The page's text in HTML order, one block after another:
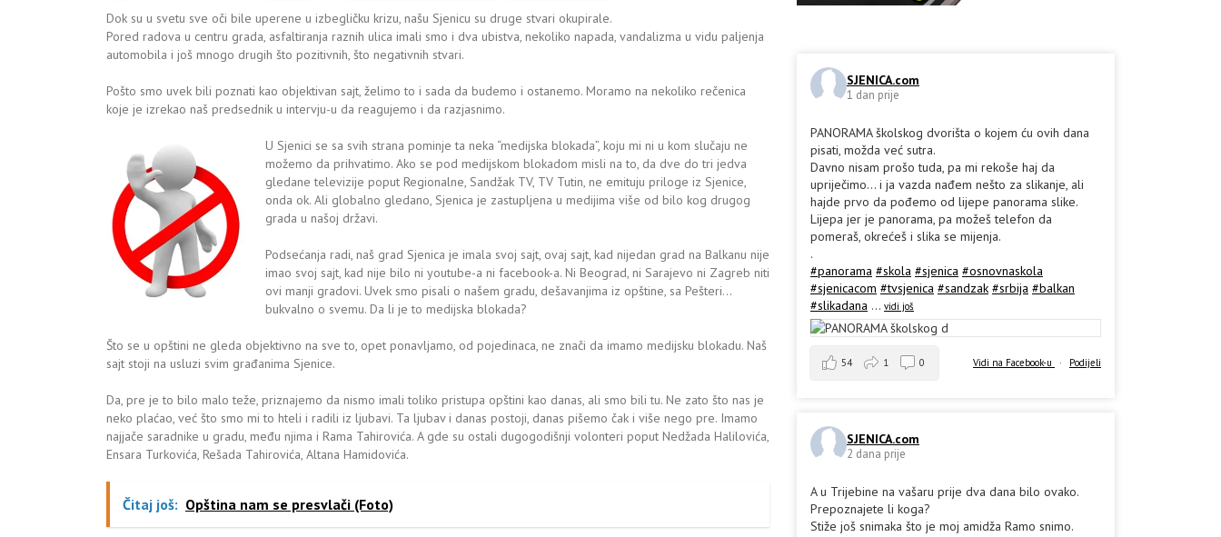
Dok su u svetu sve oči bile uperene u izbegličku krizu, našu Sjenicu su druge stvari okupirale.
Pored radova u centru grada, asfaltiranja raznih ulica imali smo i dva ubistva, nekoliko napada, vandalizma u vidu paljenja
automobila i još mnogo drugih što pozitivnih, što negativnih stvari.
Pošto smo uvek bili poznati kao objektivan sajt, želimo to i sada da budemo i ostanemo. Moramo na nekoliko rečenica
koje je izrekao naš predsednik u intervju-u da reagujemo i da razjasnimo.
U Sjenici se sa svih strana pominje ta neka “medijska blokada”, koju mi ni u kom slučaju ne
možemo da prihvatimo. Ako se pod medijskom blokadom misli na to, da dve do tri jedva
gledane televizije poput Regionalne, Sandžak TV, TV Tutin, ne emituju priloge iz Sjenice,
onda ok. Ali globalno gledano, Sjenica je zastupljena u medijima više od bilo kog drugog
grada u našoj državi.
Podsećanja radi, naš grad Sjenica je imala svoj sajt, ovaj sajt, kad nijedan grad na Balkanu nije
imao svoj sajt, kad nije bilo ni youtube-a ni facebook-a. Ni Beograd, ni Sarajevo ni Zagreb niti
ovi manji gradovi. Uvek smo pisali o našem gradu, dešavanjima iz opštine, sa Pešteri…
bukvalno o svemu. Da li je to medijska blokada?
Što se u opštini ne gleda objektivno na sve to, opet ponavljamo, od pojedinaca, ne znači da imamo medijsku blokadu. Naš
sajt stoji na usluzi svim građanima Sjenice.
Da, pre je to bilo malo teže, priznajemo da nismo imali toliko pristupa opštini kao danas, ali smo bili tu. Ne zato što nas je
neko plaćao, već što smo mi to hteli i radili iz ljubavi. Ta ljubav i danas postoji, danas pišemo čak i više nego pre. Imamo
najjače saradnike u gradu, među njima i Rama Tahirovića. A gde su ostali dugogodišnji volonteri poput Nedžada Halilovića,
Ensara Turkovića, Rešada Tahirovića, Altana Hamidovića.
Čitaj još: Opština nam se presvlači (Foto)
SJENICA.com
1 dan prije
PANORAMA školskog dvorišta o kojem ću ovih dana
pisati, možda već sutra.
Davno nisam prošo tuda, pa mi rekoše haj da
upriječimo... i ja vazda nađem nešto za slikanje, ali
hajde prvo da pođemo od lijepe panorama slike.
Lijepa jer je panorama, pa možeš telefon da
pomeraš, okrećeš i slika se mijenja.
.
#panorama #skola #sjenica #osnovnaskola
#sjenicacom #tvsjenica #sandzak #srbija #balkan
#slikadana ... vidi još
Vidi na Facebook-u · Podijeli
54 1 0
SJENICA.com
2 dana prije
A u Trijebine na vašaru prije dva dana bilo ovako.
Prepoznajete li koga?
Stiže još snimaka što je moj amidža Ramo snimo.